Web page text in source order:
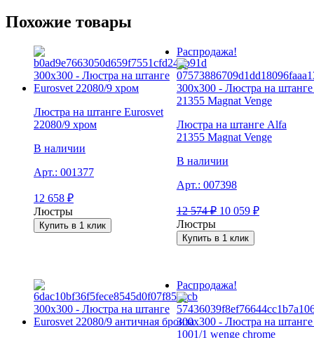
Похожие товары
Люстра на штанге Eurosvet
22080/9 хром
В наличии
Арт.: 001377
12 658 ₽
Люстры
Купить в 1 клик
Распродажа!
Люстра на штанге Alfa
21355 Magnat Venge
В наличии
Арт.: 007398
12 574₽ 10 059 ₽
Люстры
Купить в 1 клик
Распродажа!